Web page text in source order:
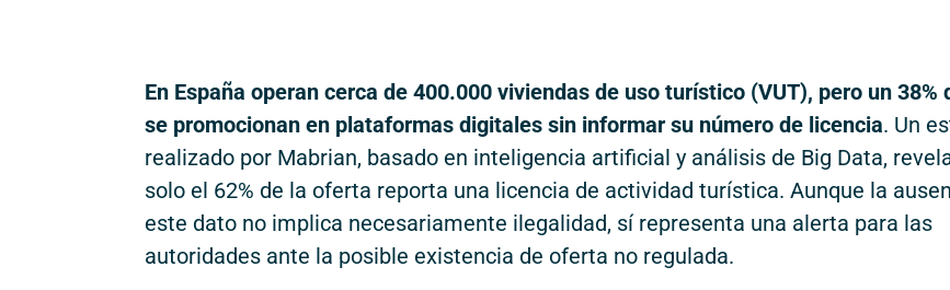
En España operan cerca de 400.000 viviendas de uso turístico (VUT), pero un 38%
se promocionan en plataformas digitales sin informar su número de licencia. Un
realizado por Mabrian, basado en inteligencia artificial y análisis de Big Data,
solo el 62% de la oferta reporta una licencia de actividad turística. Aunque la
este dato no implica necesariamente ilegalidad, sí representa una alerta para las
autoridades ante la posible existencia de oferta no regulada.